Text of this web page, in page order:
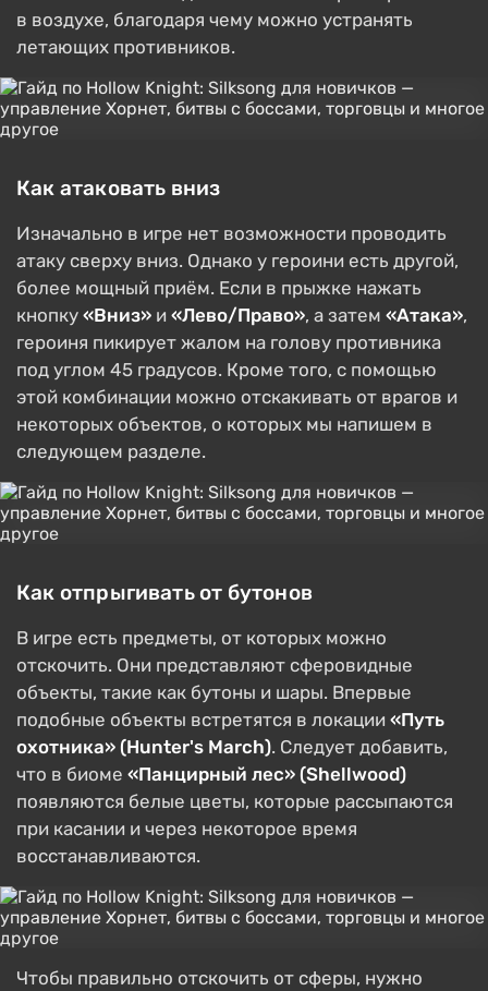
в воздухе, благодаря чему можно устранять
летающих противников.
Как атаковать вниз
Изначально в игре нет возможности проводить
атаку сверху вниз. Однако у героини есть другой,
более мощный приём. Если в прыжке нажать
кнопку «Вниз» и «Лево/Право», а затем «Атака»,
героиня пикирует жалом на голову противника
под углом 45 градусов. Кроме того, с помощью
этой комбинации можно отскакивать от врагов и
некоторых объектов, о которых мы напишем в
следующем разделе.
Как отпрыгивать от бутонов
В игре есть предметы, от которых можно
отскочить. Они представляют сферовидные
объекты, такие как бутоны и шары. Впервые
подобные объекты встретятся в локации «Путь
охотника» (Hunter's March). Следует добавить,
что в биоме «Панцирный лес» (Shellwood)
появляются белые цветы, которые рассыпаются
при касании и через некоторое время
восстанавливаются.
Чтобы правильно отскочить от сферы, нужно